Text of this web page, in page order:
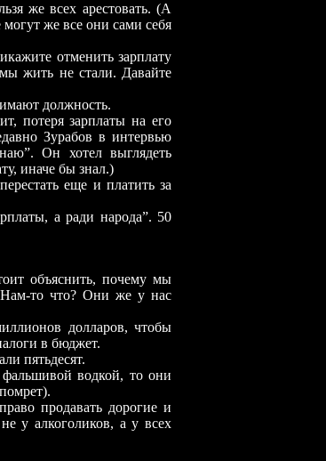
же всех арестовать. (А
же все они сами себя
отменить зарплату
жить не стали. Давайте
должность.
потеря зарплаты на его
Зурабов в интервью
Он хотел выглядеть
иначе бы знал.)
еще и платить за
а ради народа”. 50
объяснить, почему мы
Нам-то что? Они же у нас
долларов, чтобы
в бюджет.
пятьдесят.
водкой, то они
продавать дорогие и
у алкоголиков, а у всех